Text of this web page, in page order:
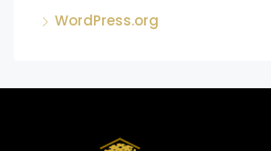
WordPress.org